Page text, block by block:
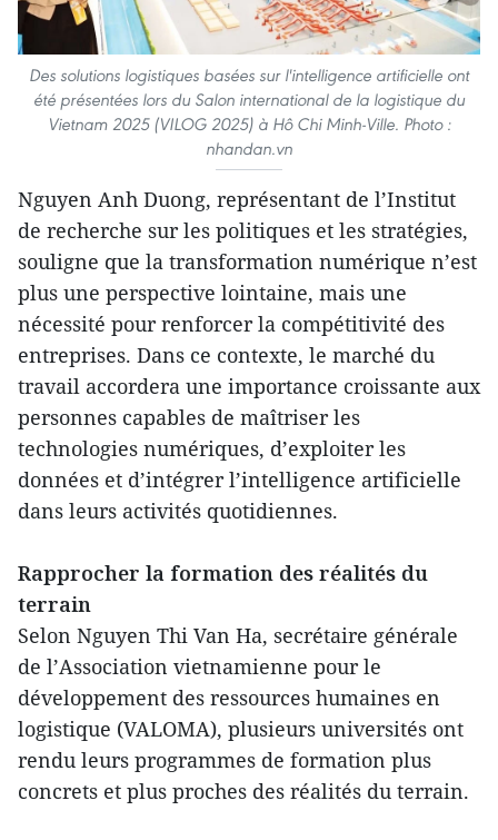
Des solutions logistiques basées sur l'intelligence artificielle ont
été présentées lors du Salon international de la logistique du
Vietnam 2025 (VILOG 2025) à Hô Chi Minh-Ville. Photo :
nhandan.vn
Nguyen Anh Duong, représentant de l’Institut
de recherche sur les politiques et les stratégies,
souligne que la transformation numérique n’est
plus une perspective lointaine, mais une
nécessité pour renforcer la compétitivité des
entreprises. Dans ce contexte, le marché du
travail accordera une importance croissante aux
personnes capables de maîtriser les
technologies numériques, d’exploiter les
données et d’intégrer l’intelligence artificielle
dans leurs activités quotidiennes.
Rapprocher la formation des réalités du
terrain
Selon Nguyen Thi Van Ha, secrétaire générale
de l’Association vietnamienne pour le
développement des ressources humaines en
logistique (VALOMA), plusieurs universités ont
rendu leurs programmes de formation plus
concrets et plus proches des réalités du terrain.